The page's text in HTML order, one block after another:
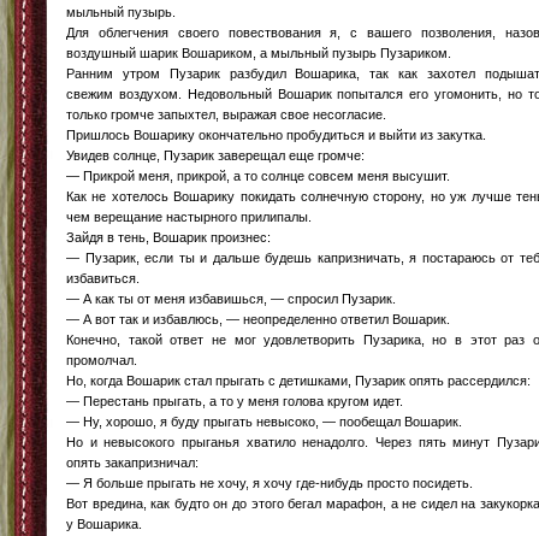
мыльный пузырь.
Для облегчения своего повествования я, с вашего позволения,
воздушный шарик Вошариком, а мыльный пузырь Пузариком.
Ранним утром Пузарик разбудил Вошарика, так как захотел
свежим воздухом. Недовольный Вошарик попытался его угомонить, но
только громче запыхтел, выражая свое несогласие.
Пришлось Вошарику окончательно пробудиться и выйти из закутка.
Увидев солнце, Пузарик заверещал еще громче:
— Прикрой меня, прикрой, а то солнце совсем меня высушит.
Как не хотелось Вошарику покидать солнечную сторону, но уж лучше
чем верещание настырного прилипалы.
Зайдя в тень, Вошарик произнес:
— Пузарик, если ты и дальше будешь капризничать, я постараюсь от
избавиться.
— А как ты от меня избавишься, — спросил Пузарик.
— А вот так и избавлюсь, — неопределенно ответил Вошарик.
Конечно, такой ответ не мог удовлетворить Пузарика, но в этот раз
промолчал.
Но, когда Вошарик стал прыгать с детишками, Пузарик опять рассердился:
— Перестань прыгать, а то у меня голова кругом идет.
— Ну, хорошо, я буду прыгать невысоко, — пообещал Вошарик.
Но и невысокого прыганья хватило ненадолго. Через пять минут
опять закапризничал:
— Я больше прыгать не хочу, я хочу где-нибудь просто посидеть.
Вот вредина, как будто он до этого бегал марафон, а не сидел на
у Вошарика.